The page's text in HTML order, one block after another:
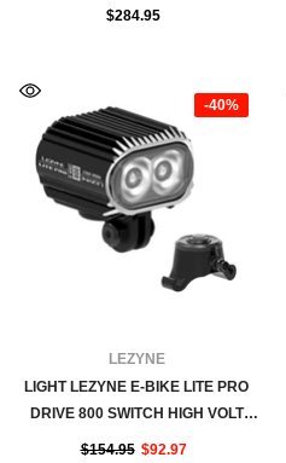
$284.95
-40%
FOURNISSEUR:LEZYNE
LIGHT LEZYNE E-BIKE LITE PRO
DRIVE 800 SWITCH HIGH VOLT
FRONT - BLACK
$154.95 $92.97